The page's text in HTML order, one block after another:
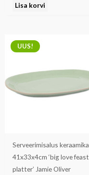
Lisa korvi
UUS!
Serveerimisalus keraamika
41x33x4cm ‘big love feast
platter’ Jamie Oliver